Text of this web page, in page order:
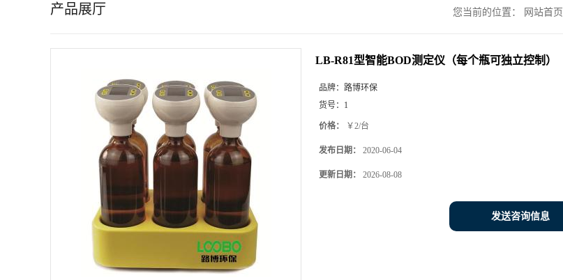
产品展厅 您当前的位置： 网站首页
LB-R81型智能BOD测定仪（每个瓶可独立控制）
品牌： 路博环保
货号： 1
价格： ￥2/台
发布日期： 2020-06-04
更新日期： 2026-08-08
发送咨询信息